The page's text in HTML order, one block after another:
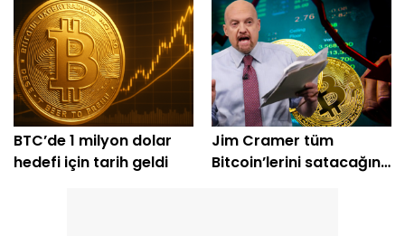
BTC’de 1 milyon dolar
hedefi için tarih geldi
Jim Cramer tüm
Bitcoin’lerini satacağını